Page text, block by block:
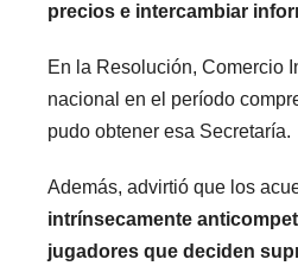
precios e intercambiar
En la Resolución, Comercio
nacional en el período
pudo obtener esa Secretaría.
Además, advirtió que los
intrínsecamente
jugadores que deciden